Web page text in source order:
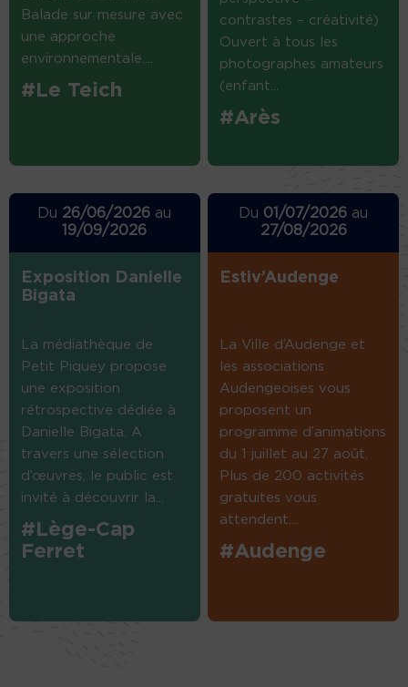
Balade sur mesure avec
une approche
environnementale....
#Le Teich
contrastes – créativité)
Ouvert à tous les
photographes amateurs
(enfant...
#Arès
Du 26/06/2026 au
19/09/2026
Exposition Danielle
Bigata
La médiathèque de
Petit Piquey propose
une exposition
rétrospective dédiée à
Danielle Bigata. A
travers une sélection
d’œuvres, le public est
invité à découvrir la...
#Lège-Cap
Ferret
Du 01/07/2026 au
27/08/2026
Estiv’Audenge
La Ville d’Audenge et
les associations
Audengeoises vous
proposent un
programme d’animations
du 1 juillet au 27 août.
Plus de 200 activités
gratuites vous
attendent....
#Audenge